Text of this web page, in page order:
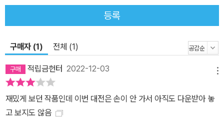
등록
구매자 (1) 전체 (1)
적립금헌터 2022-12-03
재밌게 보던 작품인데 이번 대전은 손이 안 가서 아직도 다운받아 놓
고 보지도 않음